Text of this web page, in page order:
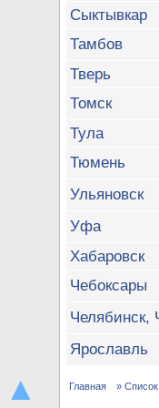
▲
Сыктывкар
Тамбов
Тверь
Томск
Тула
Тюмень
Ульяновск
Уфа
Хабаровск
Чебоксары
Челябинск,
Ярославль
Главная »